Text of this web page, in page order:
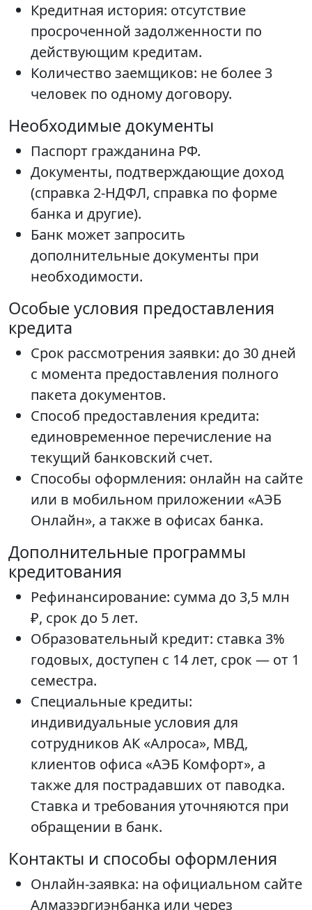
Кредитная история: отсутствие
просроченной задолженности по
действующим кредитам.
Количество заемщиков: не более 3
человек по одному договору.
Необходимые документы
Паспорт гражданина РФ.
Документы, подтверждающие доход
(справка 2-НДФЛ, справка по форме
банка и другие).
Банк может запросить
дополнительные документы при
необходимости.
Особые условия предоставления
кредита
Срок рассмотрения заявки: до 30 дней
с момента предоставления полного
пакета документов.
Способ предоставления кредита:
единовременное перечисление на
текущий банковский счет.
Способы оформления: онлайн на сайте
или в мобильном приложении «АЭБ
Онлайн», а также в офисах банка.
Дополнительные программы
кредитования
Рефинансирование: сумма до 3,5 млн
₽, срок до 5 лет.
Образовательный кредит: ставка 3%
годовых, доступен с 14 лет, срок — от 1
семестра.
Специальные кредиты:
индивидуальные условия для
сотрудников АК «Алроса», МВД,
клиентов офиса «АЭБ Комфорт», а
также для пострадавших от паводка.
Ставка и требования уточняются при
обращении в банк.
Контакты и способы оформления
Онлайн-заявка: на официальном сайте
Алмазэргиэнбанка или через